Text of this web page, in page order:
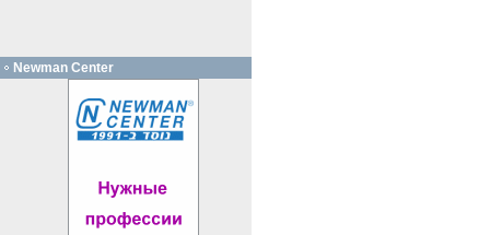
Newman Center